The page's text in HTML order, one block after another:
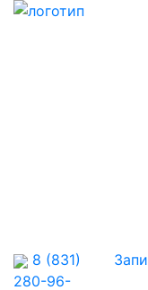
8 (831)
280-96-